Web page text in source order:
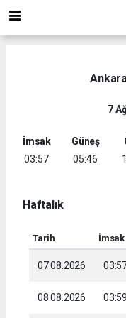
Ankara
7
İmsak
03:57
Güneş
05:46
Haftalık
Tarih İmsak
07.08.2026
08.08.2026 03:59